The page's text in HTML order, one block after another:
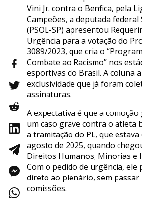
Vini Jr. contra o Benfica, pela
Campeões, a deputada federal
(PSOL-SP) apresentou
Urgência para a votação do
3089/2023, que cria o
Combate ao Racismo” nos
esportivas do Brasil. A coluna
exclusividade que já foram
assinaturas.
A expectativa é que a
um caso grave contra o atleta
a tramitação do PL, que
agosto de 2025, quando
Direitos Humanos, Minorias e
Com o pedido de urgência, ele
direto ao plenário, sem passar
comissões.